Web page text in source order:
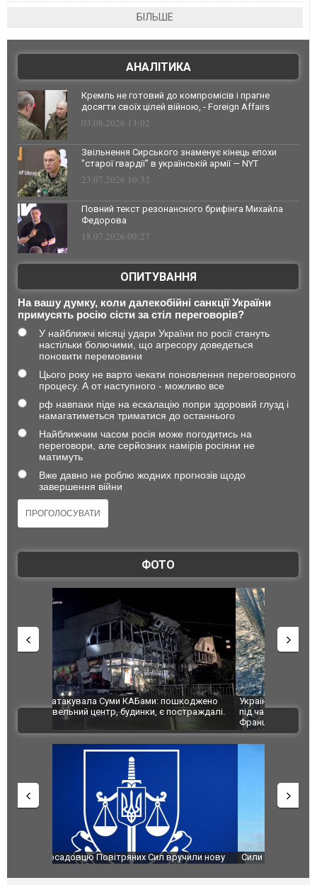
БІЛЬШЕ
АНАЛІТИКА
Кремль не готовий до компромісів і прагне
досягти своїх цілей війною, - Foreign Affairs
03.08.2026 13:02
Звільнення Сирського знаменує кінець епохи
"старої гвардії" в українській армії — NYT
23.07.2026 10:32
Повний текст резонансного брифінга Михайла
Федорова
18.07.2026 09:27
ОПИТУВАННЯ
На вашу думку, коли далекобійні санкції України
примусять росію сісти за стіл переговорів?
У найближчі місяці удари України по росії стануть
настільки болючими, що агресору доведеться
поновити перемовини
Цього року не варто чекати поновлення переговорного
процесу. А от наступного - можливо все
рф навпаки піде на ескалацію попри здоровий глузд і
намагатиметься триматися до останнього
Найближчим часом росія може погодитись на
переговори, але серйозних намірів росіяни не
матимуть
Вже давно не роблю жодних прогнозів щодо
завершення війни
ФОТО
Українські надзвичайники врятували козуленя
під час ліквідації масштабної лісової пожежі у
Франції
СБУ за
Болгарії
ВІДЕО
Сили оборони уразили Ярославський НПЗ:
атаку. ВІДЕО
Неймар